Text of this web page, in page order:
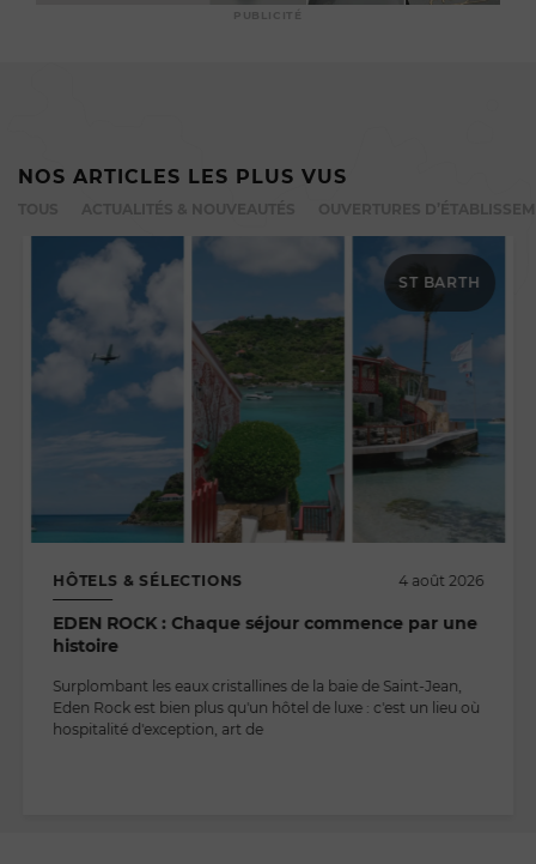
PUBLICITÉ
NOS ARTICLES LES PLUS VUS
ST BARTH
HÔTELS & SÉLECTIONS 4 août 2026
EDEN ROCK : Chaque séjour commence par une
histoire
Surplombant les eaux cristallines de la baie de Saint-Jean,
Eden Rock est bien plus qu'un hôtel de luxe : c'est un lieu où
hospitalité d'exception, art de